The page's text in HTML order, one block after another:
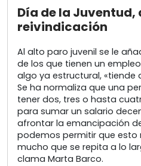
Día de la Juventud,
reivindicación
Al alto paro juvenil se le
de los que tienen un
algo ya estructural, «tiende
Se ha normaliza que una
tener dos, tres o hasta
para sumar un salario
afrontar la emancipación
podemos permitir que esto
mucho que se repita a lo
clama Marta Barco.